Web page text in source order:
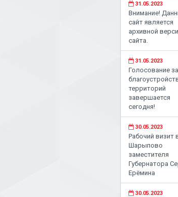
31.05.2023
Внимание!
сайт является
архивной
сайта.
31.05.2023
Голосование за
территорий
завершается
сегодня!
30.05.2023
Рабочий визит
Шарыпово
заместителя
Губернатора
Ерёмина
30.05.2023